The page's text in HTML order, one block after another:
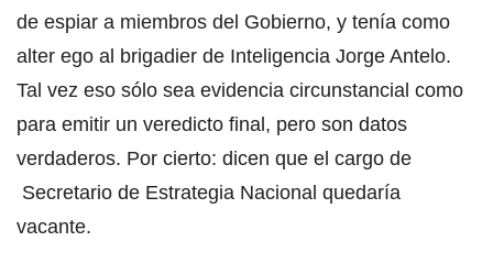
de espiar a miembros del Gobierno, y tenía como
alter ego al brigadier de Inteligencia Jorge Antelo.
Tal vez eso sólo sea evidencia circunstancial como
para emitir un veredicto final, pero son datos
verdaderos. Por cierto: dicen que el cargo de
Secretario de Estrategia Nacional quedaría
vacante.